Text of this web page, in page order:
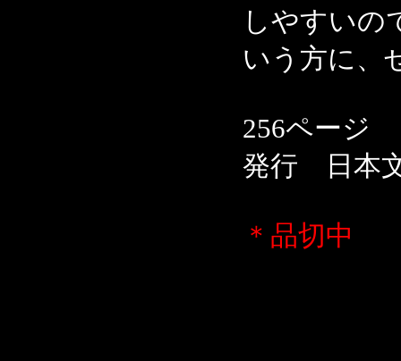
しやすいの
いう方に、
256ページ
発行 日本
＊品切中